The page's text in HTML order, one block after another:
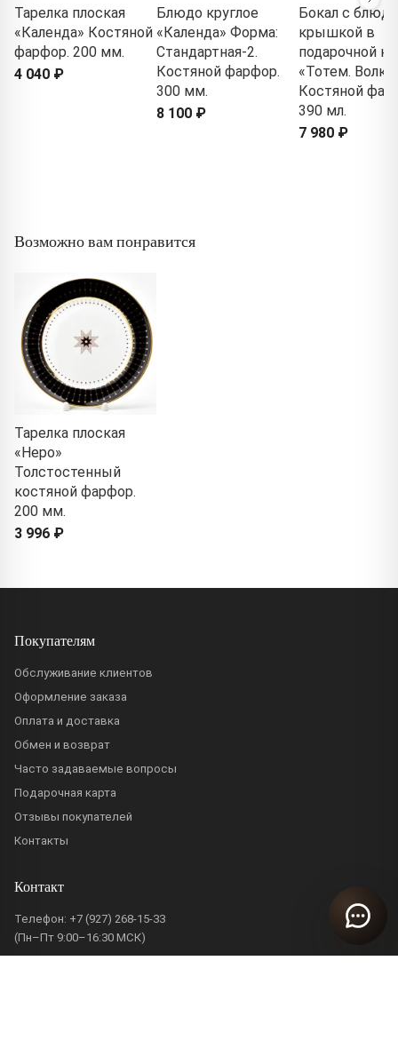
Тарелка плоская
«Календа» Костяной
фарфор. 200 мм.
4 040 ₽
Блюдо круглое
«Календа» Форма:
Стандартная-2.
Костяной фарфор.
300 мм.
8 100 ₽
Бокал с
крышкой в
подарочной
«Тотем. Волк»
Костяной
390 мл.
7 980 ₽
Возможно вам понравится
Тарелка плоская
«Неро»
Толстостенный
костяной фарфор.
200 мм.
3 996 ₽
Покупателям
Обслуживание клиентов
Оформление заказа
Оплата и доставка
Обмен и возврат
Часто задаваемые вопросы
Подарочная карта
Отзывы покупателей
Контакты
Контакт
Телефон: +7 (927) 268-15-33
(Пн–Пт 9:00–16:30 МСК)